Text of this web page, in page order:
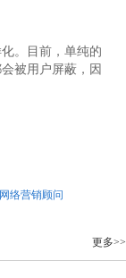
。目前，单纯的
被用户屏蔽，因
络营销顾问
更多>>